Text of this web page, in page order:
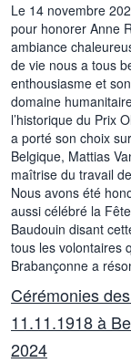
Le 14 novembre
pour honorer Anne
ambiance
de vie nous a tous
enthousiasme et
domaine
l’historique du Prix
a porté son choix
Belgique, Mattias
maîtrise du travail
Nous avons été
aussi célébré la
Baudouin disant
tous les volontaires
Brabançonne a
Cérémonies
11.11.1918 à
2024